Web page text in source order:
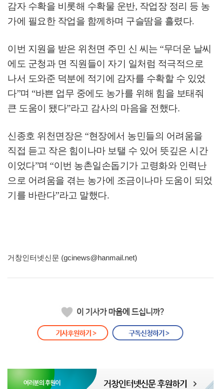
감자 수확을 비롯해 수확물 운반, 작업장 정리 등 농
가에 필요한 작업을 함께하며 구슬땀을 흘렸다.
이번 지원을 받은 위천면 주민 신 씨는 “무더운 날씨
에도 군청과 면 직원들이 자기 일처럼 적극적으로
나서 도와준 덕분에 적기에 감자를 수확할 수 있었
다”며 “바쁜 업무 중에도 농가를 위해 힘을 보태줘
큰 도움이 됐다”라고 감사의 마음을 전했다.
신종호 위천면장은 “현장에서 농민들의 어려움을
직접 듣고 작은 힘이나마 보탤 수 있어 뜻깊은 시간
이었다”며 “이번 농촌일손돕기가 고령화와 인력난
으로 어려움을 겪는 농가에 조금이나마 도움이 되었
기를 바란다”라고 말했다.
거창인터넷신문 (gcinews@hanmail.net)